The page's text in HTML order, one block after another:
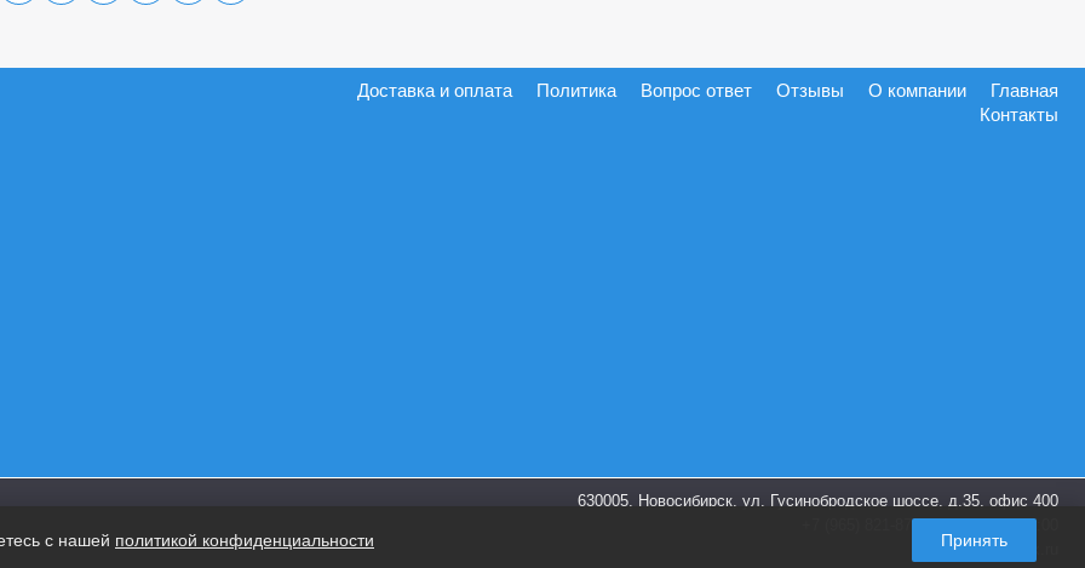
Главная
О компании
Отзывы
Вопрос ответ
Политика
Доставка и оплата
Контакты
630005, Новосибирск, ул. Гусинобродское шоссе, д.35, офис 400
+7 (965) 821-87-28
пн-пт. 9:00-18:00
info@shoes-box.ru
с нашей политикой конфиденциальности Принять